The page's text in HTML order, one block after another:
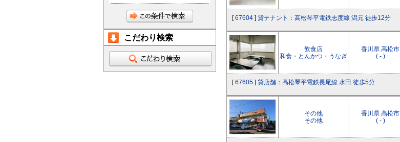
[67604 ] 貸テナント：高松琴平電鉄志度線 潟元 徒歩12分
飲食店
和食・とんかつ・うなぎ
香川県 高松市
( - )
[67605 ] 貸店舗：高松琴平電鉄長尾線 水田 徒歩5分
その他
その他
香川県 高松市
( - )
こだわり検索